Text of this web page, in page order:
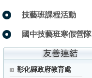
技藝班課程活動
國中技藝班寒假營隊
彰化縣政府教育處